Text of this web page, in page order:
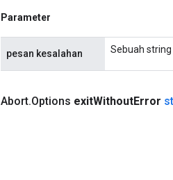
Parameter
pesan kesalahan Sebuah
Abort.Options exitWithoutError